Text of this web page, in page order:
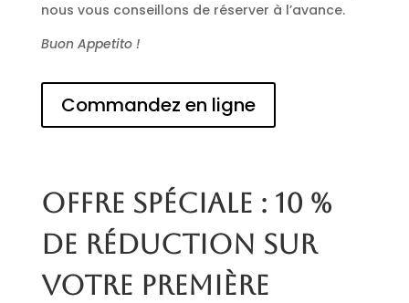
nous vous conseillons de réserver à l’avance.
Buon Appetito !
Commandez en ligne
Offre spéciale : 10 %
de réduction sur
votre première